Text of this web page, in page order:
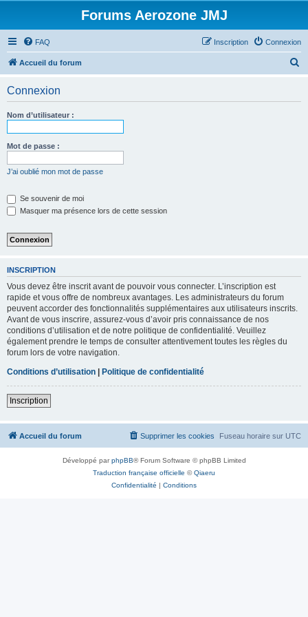
Forums Aerozone JMJ
FAQ Connexion
Inscription
Accueil du forum
Connexion
Nom d’utilisateur :
Mot de passe :
J’ai oublié mon mot de passe
Se souvenir de moi
Masquer ma présence lors de cette session
INSCRIPTION
Vous devez être inscrit avant de pouvoir vous connecter. L’inscription est
rapide et vous offre de nombreux avantages. Les administrateurs du forum
peuvent accorder des fonctionnalités supplémentaires aux utilisateurs inscrits.
Avant de vous inscrire, assurez-vous d’avoir pris connaissance de nos
conditions d’utilisation et de notre politique de confidentialité. Veuillez
également prendre le temps de consulter attentivement toutes les règles du
forum lors de votre navigation.
Conditions d’utilisation | Politique de confidentialité
Inscription
Accueil du forum Fuseau horaire sur UTC
Supprimer les cookies
Développé parphpBB® Forum Software © phpBB Limited
Traduction française officielle ©Qiaeru
Confidentialité | Conditions